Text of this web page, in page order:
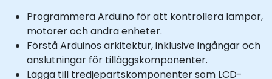
Programmera Arduino för att kontrollera lampor,
motorer och andra enheter.
Förstå Arduinos arkitektur, inklusive ingångar och
anslutningar för tilläggskomponenter.
Lägga till tredjepartskomponenter som LCD-